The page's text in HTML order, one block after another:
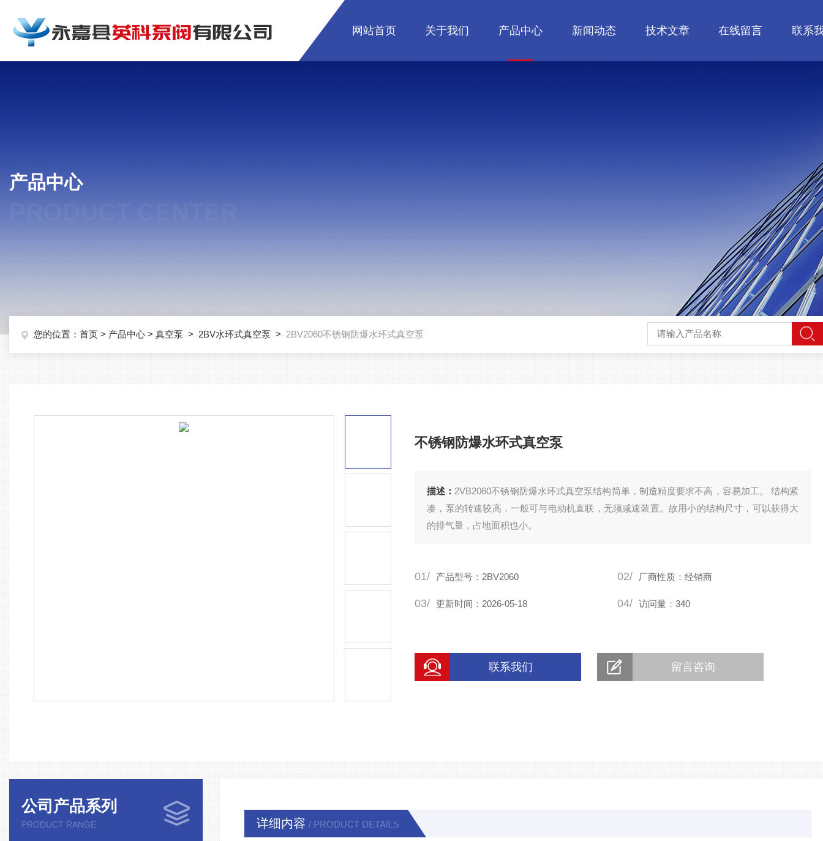
网站首页 关于我们 产品中心 新闻动态 技术文章 在线留言 联系
产品中心
您的位置： 首页 > 产品中心 > 真空泵 > 2BV水环式真空泵 > 2BV2060不锈钢防爆水环式真空泵
不锈钢防爆水环式真空泵
描述： 2VB2060不锈钢防爆水环式真空泵结构简单，制造精度要求不高，容易加工。 结构紧
凑，泵的转速较高，一般可与电动机直联，无须减速装置。故用小的结构尺寸，可以获得大
的排气量，占地面积也小。
01/ 产品型号：2BV2060 02/ 厂商性质：经销商
03/ 更新时间：2026-05-18 04/ 访问量：340
联系我们 留言咨询
公司产品系列
PRODUCT RANGE 详细内容 / PRODUCT DETAILS